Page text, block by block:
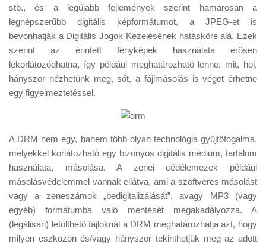
Helyszíni Riport
E-BB
stb., és a legújabb fejlemények szerint hamarosan a
legnépszerűbb digitális képformátumot, a JPEG-et is
bevonhatják a Digitális Jogok Kezelésének hatásköre alá. Ezek
szerint az érintett fényképek használata erősen
lekorlátozódhatna, így például meghatározható lenne, mit, hol,
hányszor nézhetünk meg, sőt, a fájlmásolás is véget érhetne
egy figyelmeztetéssel.
A DRM nem egy, hanem több olyan technológia gyűjtőfogalma,
melyekkel korlátozható egy bizonyos digitális médium, tartalom
használata, másolása. A zenei cédélemezek például
másolásvédelemmel vannak ellátva, ami a szoftveres másolást
vagy a zeneszámok „bedigitalizálását”, avagy MP3 (vagy
egyéb) formátumba való mentését megakadályozza. A
(legálisan) letölthető fájloknál a DRM meghatározhatja azt, hogy
milyen eszközön és/vagy hányszor tekinthetjük meg az adott